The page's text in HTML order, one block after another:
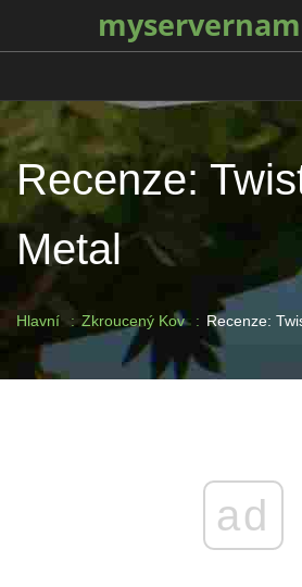
Recenze:
Metal
Hlavní Zkroucený Kov Recenze:
ad